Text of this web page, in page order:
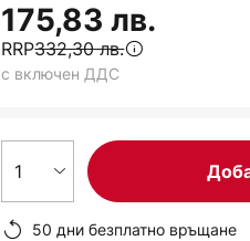
175,83 лв.
RRP332,30 лв.
с включен ДДС
1
50 дни безплатно връщане